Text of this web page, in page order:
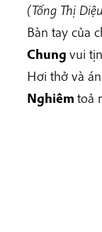
(Tống Thị
Bàn tay của
Chung vui
Hơi thở và
Nghiêm toả